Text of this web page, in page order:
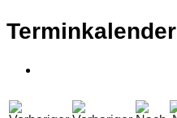
Terminkalender